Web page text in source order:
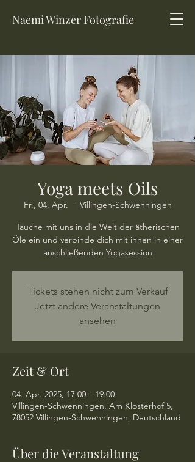
Naemi Winzer Fotografie
Yoga meets Oils
Fr., 04. Apr.
  |
Villingen-Schwenningen
Tauche mit uns in die Welt der ätherischen
Öle ein und verbinde dich mit ihnen in einer
anschließenden Yogasession
Tickets stehen nicht zum Verkauf
Jetzt andere Veranstaltungen
ansehen
Zeit & Ort
04. Apr. 2025, 17:00 – 19:00
Villingen-Schwenningen, Am Klosterhof 5,
78052 Villingen-Schwenningen, Deutschland
Über die Veranstaltung